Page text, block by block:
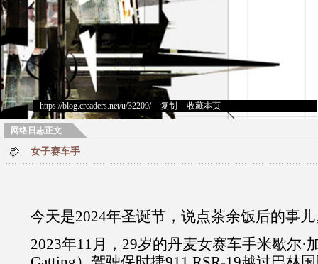
https://blog.creaders.net/u/32209/> 复制 收藏本页
网络日志正文
女子赛车手
今天是2024年圣诞节，说点茶余饭后的事
2023年11月， 29岁的丹麦女赛车手米歇尔·